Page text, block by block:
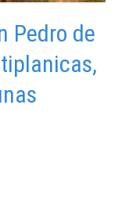
Pedro de